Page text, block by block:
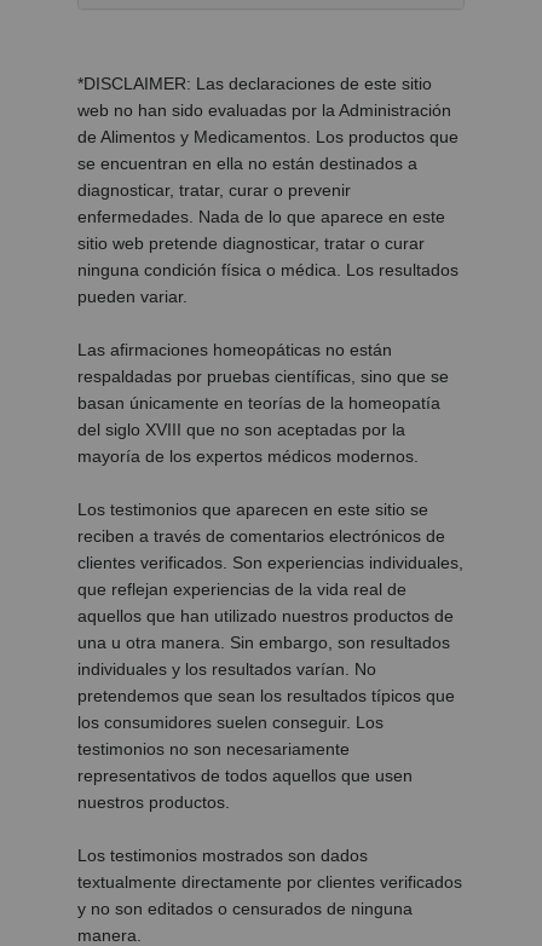
*DISCLAIMER: Las declaraciones de este sitio
web no han sido evaluadas por la Administración
de Alimentos y Medicamentos. Los productos que
se encuentran en ella no están destinados a
diagnosticar, tratar, curar o prevenir
enfermedades. Nada de lo que aparece en este
sitio web pretende diagnosticar, tratar o curar
ninguna condición física o médica. Los resultados
pueden variar.
Las afirmaciones homeopáticas no están
respaldadas por pruebas científicas, sino que se
basan únicamente en teorías de la homeopatía
del siglo XVIII que no son aceptadas por la
mayoría de los expertos médicos modernos.
Los testimonios que aparecen en este sitio se
reciben a través de comentarios electrónicos de
clientes verificados. Son experiencias individuales,
que reflejan experiencias de la vida real de
aquellos que han utilizado nuestros productos de
una u otra manera. Sin embargo, son resultados
individuales y los resultados varían. No
pretendemos que sean los resultados típicos que
los consumidores suelen conseguir. Los
testimonios no son necesariamente
representativos de todos aquellos que usen
nuestros productos.
Los testimonios mostrados son dados
textualmente directamente por clientes verificados
y no son editados o censurados de ninguna
manera.